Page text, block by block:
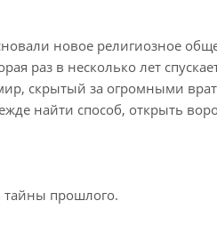
новое религиозное
раз в несколько лет
скрытый за огромными
найти способ, открыть
тайны прошлого.